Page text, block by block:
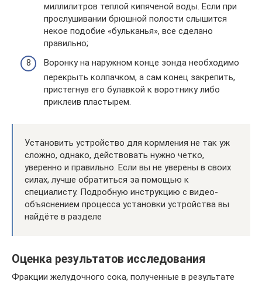
миллилитров теплой кипяченой воды. Если при
прослушивании брюшной полости слышится
некое подобие «бульканья», все сделано
правильно;
Воронку на наружном конце зонда необходимо
перекрыть колпачком, а сам конец закрепить,
пристегнув его булавкой к воротнику либо
приклеив пластырем.
Установить устройство для кормления не так уж
сложно, однако, действовать нужно четко,
уверенно и правильно. Если вы не уверены в своих
силах, лучше обратиться за помощью к
специалисту. Подробную инструкцию с видео-
объяснением процесса установки устройства вы
найдёте в разделе
Оценка результатов исследования
Фракции желудочного сока, полученные в результате